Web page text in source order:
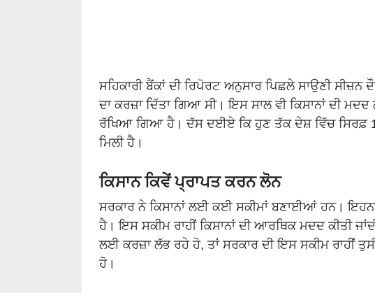
ਸਹਿਕਾਰੀ ਬੈਂਕਾਂ ਦੀ ਰਿਪੋਰਟ ਅਨੁਸਾਰ ਪਿਛਲੇ ਸਾਉਣੀ ਸੀਜ਼ਨ
ਦਾ ਕਰਜ਼ਾ ਦਿੱਤਾ ਗਿਆ ਸੀ। ਇਸ ਸਾਲ ਵੀ ਕਿਸਾਨਾਂ ਦੀ
ਰੱਖਿਆ ਗਿਆ ਹੈ। ਦੱਸ ਦਈਏ ਕਿ ਹੁਣ ਤੱਕ ਦੇਸ਼ ਵਿੱਚ ਸਿਰਫ਼
ਮਿਲੀ ਹੈ।
ਕਿਸਾਨ ਕਿਵੇਂ ਪ੍ਰਾਪਤ ਕਰਨ ਲੋਨ
ਸਰਕਾਰ ਨੇ ਕਿਸਾਨਾਂ ਲਈ ਕਈ ਸਕੀਮਾਂ ਬਣਾਈਆਂ ਹਨ।
ਹੈ। ਇਸ ਸਕੀਮ ਰਾਹੀਂ ਕਿਸਾਨਾਂ ਦੀ ਆਰਥਿਕ ਮਦਦ ਕੀਤੀ
ਲਈ ਕਰਜ਼ਾ ਲੱਭ ਰਹੇ ਹੋ, ਤਾਂ ਸਰਕਾਰ ਦੀ ਇਸ ਸਕੀਮ ਰਾਹੀਂ
ਹੋ।